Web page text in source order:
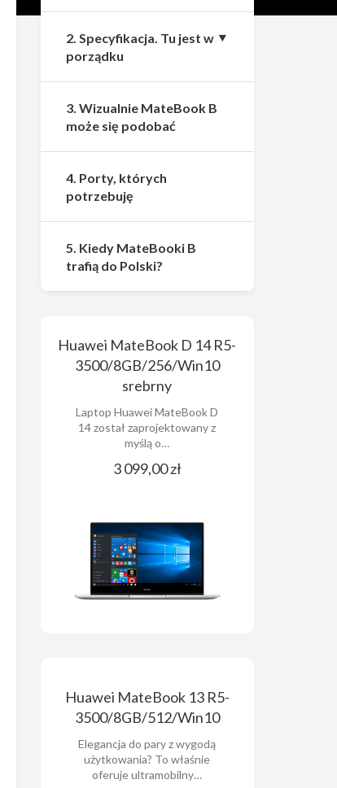
2. Specyfikacja. Tu jest w
porządku
3. Wizualnie MateBook B
może się podobać
4. Porty, których
potrzebuję
5. Kiedy MateBooki B
trafią do Polski?
Huawei MateBook D 14 R5-
3500/8GB/256/Win10
srebrny
Laptop Huawei MateBook D
14 został zaprojektowany z
myślą o…
3 099,00 zł
Huawei MateBook 13 R5-
3500/8GB/512/Win10
Elegancja do pary z wygodą
użytkowania? To właśnie
oferuje ultramobilny…